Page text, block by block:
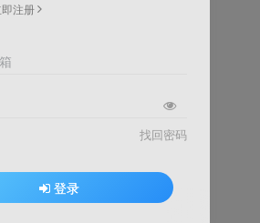
注册
找回密码
登录